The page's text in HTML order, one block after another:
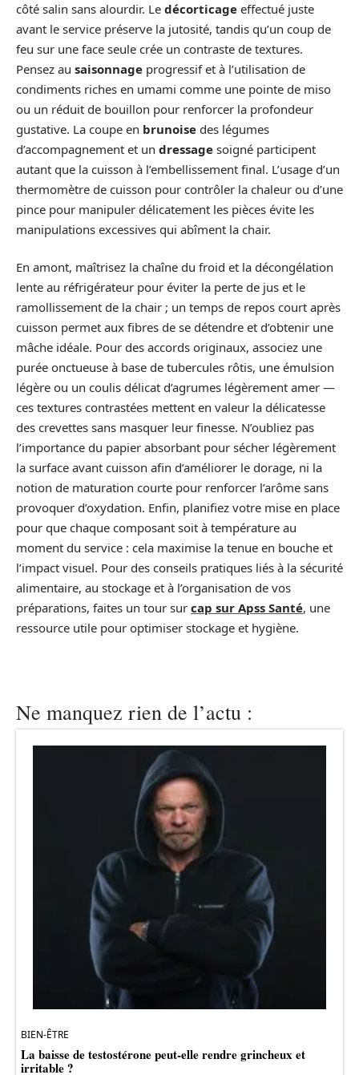
côté salin sans alourdir. Le décorticage effectué juste
avant le service préserve la jutosité, tandis qu’un coup de
feu sur une face seule crée un contraste de textures.
Pensez au saisonnage progressif et à l’utilisation de
condiments riches en umami comme une pointe de miso
ou un réduit de bouillon pour renforcer la profondeur
gustative. La coupe en brunoise des légumes
d’accompagnement et un dressage soigné participent
autant que la cuisson à l’embellissement final. L’usage d’un
thermomètre de cuisson pour contrôler la chaleur ou d’une
pince pour manipuler délicatement les pièces évite les
manipulations excessives qui abîment la chair.
En amont, maîtrisez la chaîne du froid et la décongélation
lente au réfrigérateur pour éviter la perte de jus et le
ramollissement de la chair ; un temps de repos court après
cuisson permet aux fibres de se détendre et d’obtenir une
mâche idéale. Pour des accords originaux, associez une
purée onctueuse à base de tubercules rôtis, une émulsion
légère ou un coulis délicat d’agrumes légèrement amer —
ces textures contrastées mettent en valeur la délicatesse
des crevettes sans masquer leur finesse. N’oubliez pas
l’importance du papier absorbant pour sécher légèrement
la surface avant cuisson afin d’améliorer le dorage, ni la
notion de maturation courte pour renforcer l’arôme sans
provoquer d’oxydation. Enfin, planifiez votre mise en place
pour que chaque composant soit à température au
moment du service : cela maximise la tenue en bouche et
l’impact visuel. Pour des conseils pratiques liés à la sécurité
alimentaire, au stockage et à l’organisation de vos
préparations, faites un tour sur cap sur Apss Santé, une
ressource utile pour optimiser stockage et hygiène.
Ne manquez rien de l’actu :
BIEN-ÊTRE
La baisse de testostérone peut-elle rendre grincheux et
irritable ?